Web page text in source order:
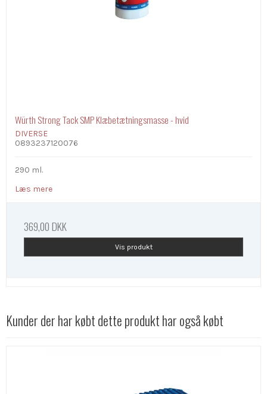
Würth Strong Tack SMP Klæbetætningsmasse - hvid
DIVERSE
0893237120076
290 ml.
Læs mere
369,00 DKK
Vis produkt
Kunder der har købt dette produkt har også købt